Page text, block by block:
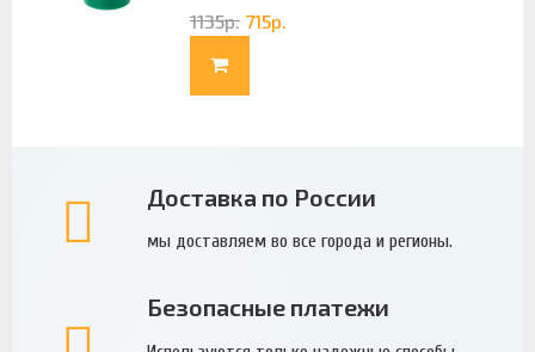
1135р. 715р.
Доставка по России
мы доставляем во все города и регионы.
Безопасные платежи